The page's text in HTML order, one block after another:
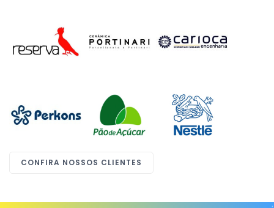
CONFIRA NOSSOS CLIENTES